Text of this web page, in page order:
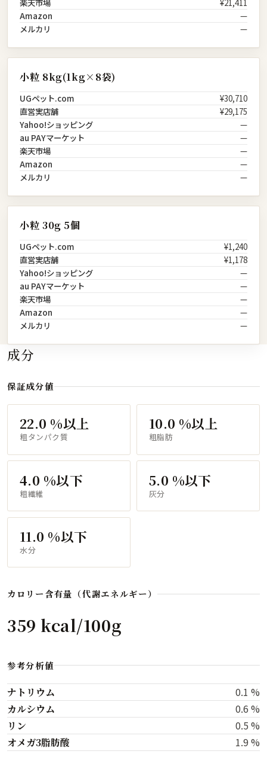
楽天市場
¥21,411
Amazon
—
メルカリ
—
小粒 8kg(1kg×8袋)
UGペット.com
¥30,710
直営実店舗
¥29,175
Yahoo!ショッピング
—
au PAYマーケット
—
楽天市場
—
Amazon
—
メルカリ
—
小粒 30g 5個
UGペット.com
¥1,240
直営実店舗
¥1,178
Yahoo!ショッピング
—
au PAYマーケット
—
楽天市場
—
Amazon
—
メルカリ
—
成分
保証成分値
22.0 %以上
粗タンパク質
10.0 %以上
粗脂肪
4.0 %以下
粗繊維
5.0 %以下
灰分
11.0 %以下
水分
カロリー含有量（代謝エネルギー）
359 kcal/100g
参考分析値
ナトリウム 0.1 %
カルシウム 0.6 %
リン 0.5 %
オメガ3脂肪酸 1.9 %